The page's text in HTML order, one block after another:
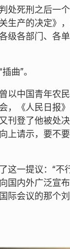
处死刑之后一
生产的决定》
级各部门、各
曲”。
以中国青年农
，《人民日报
刊登了他被处
上请示，要不要
这一提议：“不
国内外广泛宣
际会议的那个